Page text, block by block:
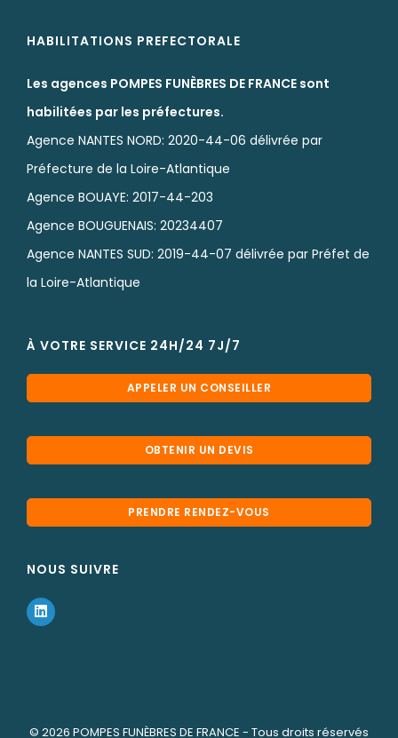
HABILITATIONS PREFECTORALE
Les agences POMPES FUNÈBRES DE FRANCE sont
habilitées par les préfectures.
Agence NANTES NORD: 2020-44-06 délivrée par
Préfecture de la Loire-Atlantique
Agence BOUAYE: 2017-44-203
Agence BOUGUENAIS: 20234407
Agence NANTES SUD: 2019-44-07 délivrée par Préfet de
la Loire-Atlantique
À VOTRE SERVICE 24H/24 7J/7
APPELER UN CONSEILLER
OBTENIR UN DEVIS
PRENDRE RENDEZ-VOUS
NOUS SUIVRE
© 2026 POMPES FUNÈBRES DE FRANCE - Tous droits réservés